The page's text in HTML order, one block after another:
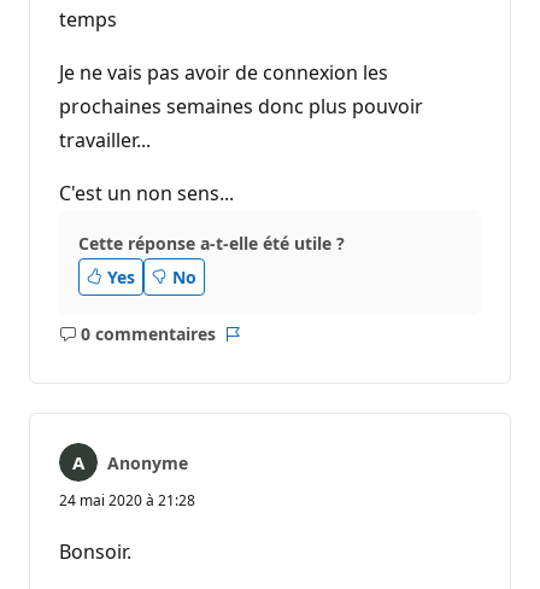
temps
Je ne vais pas avoir de connexion les
prochaines semaines donc plus pouvoir
travailler...
C'est un non sens...
Cette réponse a-t-elle été utile ?
Yes
No
0 commentaires
Aucun
Anonyme
24 mai 2020 à 21:28
Bonsoir.